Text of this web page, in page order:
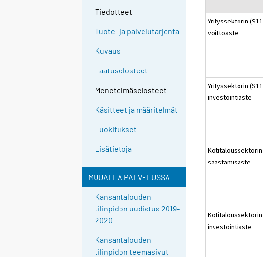
Tiedotteet
Tuote- ja palvelutarjonta
Kuvaus
Laatuselosteet
Menetelmäselosteet
Käsitteet ja määritelmät
Luokitukset
Lisätietoja
MUUALLA PALVELUSSA
Kansantalouden
tilinpidon uudistus 2019-
2020
Kansantalouden
tilinpidon teemasivut
Yrityssektorin
voittoaste
Yrityssektorin
investointiaste
Kotitaloussektorin
säästämisaste
Kotitaloussektorin
investointiaste